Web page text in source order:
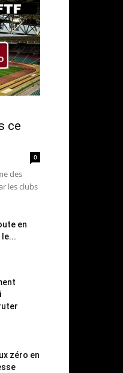
ce
0
des
les clubs
en
le...
zéro en